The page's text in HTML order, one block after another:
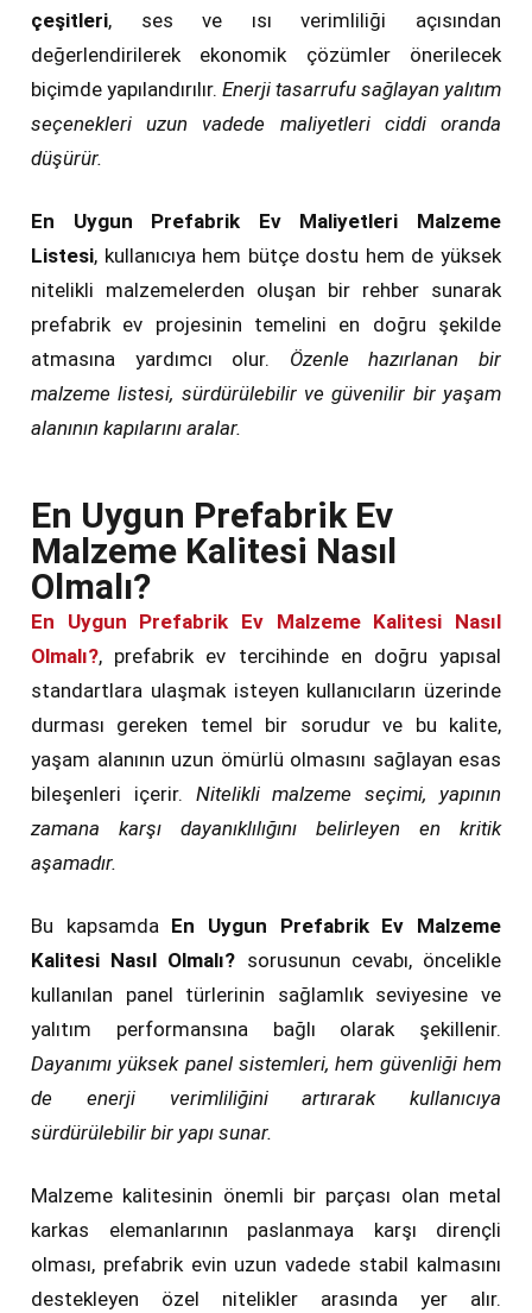
çeşitleri, ses ve ısı verimliliği açısından
değerlendirilerek ekonomik çözümler önerilecek
biçimde yapılandırılır. Enerji tasarrufu sağlayan yalıtım
seçenekleri uzun vadede maliyetleri ciddi oranda
düşürür.
En Uygun Prefabrik Ev Maliyetleri Malzeme
Listesi, kullanıcıya hem bütçe dostu hem de yüksek
nitelikli malzemelerden oluşan bir rehber sunarak
prefabrik ev projesinin temelini en doğru şekilde
atmasına yardımcı olur. Özenle hazırlanan bir
malzeme listesi, sürdürülebilir ve güvenilir bir yaşam
alanının kapılarını aralar.
En Uygun Prefabrik Ev
Malzeme Kalitesi Nasıl
Olmalı?
En Uygun Prefabrik Ev Malzeme Kalitesi Nasıl
Olmalı?, prefabrik ev tercihinde en doğru yapısal
standartlara ulaşmak isteyen kullanıcıların üzerinde
durması gereken temel bir sorudur ve bu kalite,
yaşam alanının uzun ömürlü olmasını sağlayan esas
bileşenleri içerir. Nitelikli malzeme seçimi, yapının
zamana karşı dayanıklılığını belirleyen en kritik
aşamadır.
Bu kapsamda En Uygun Prefabrik Ev Malzeme
Kalitesi Nasıl Olmalı? sorusunun cevabı, öncelikle
kullanılan panel türlerinin sağlamlık seviyesine ve
yalıtım performansına bağlı olarak şekillenir.
Dayanımı yüksek panel sistemleri, hem güvenliği hem
de enerji verimliliğini artırarak kullanıcıya
sürdürülebilir bir yapı sunar.
Malzeme kalitesinin önemli bir parçası olan metal
karkas elemanlarının paslanmaya karşı dirençli
olması, prefabrik evin uzun vadede stabil kalmasını
destekleyen özel nitelikler arasında yer alır.